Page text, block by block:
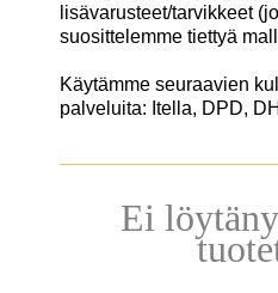
lisävarusteet/tarvikkeet
suosittelemme tiettyä
Käytämme seuraavien
palveluita: Itella, DPD,
Ei